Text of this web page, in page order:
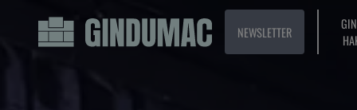
NEWSLETTER